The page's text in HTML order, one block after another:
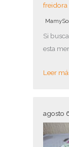
freidora
Si
esta
Leer
agosto